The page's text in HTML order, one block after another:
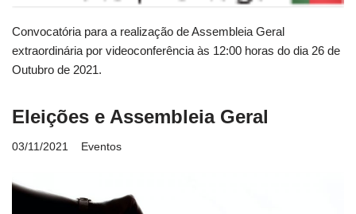
Convocatória para a realização de Assembleia Geral
extraordinária por videoconferência às 12:00 horas do dia 26 de
Outubro de 2021.
Eleições e Assembleia Geral
03/11/2021 Eventos